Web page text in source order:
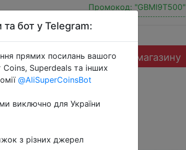
Промокод: "GBMI9T500"
Перейти до магазину
бот у Telegram:
прямих посилань вашого
Superdeals та інших
@AliSuperCoinsBot
виключно для України
з різних джерел